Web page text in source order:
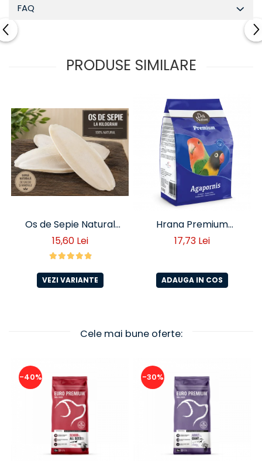
FAQ
PRODUSE SIMILARE
Os de Sepie Natural
pentru Păsări – Sursă
de Calciu și Minerale -
15,60 Lei
VEZI VARIANTE
Hrana Premium
Agapornis 1 kg
17,73 Lei
ADAUGA IN COS
Cele mai bune oferte:
-40% -30%